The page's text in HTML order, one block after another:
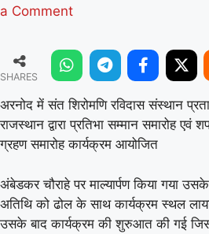
a Commenton
संत
शिरोमणि
रविदास
संस्थान
राजस्थान
द्वारा
SHARES
अरनोद में संत शिरोमणि रविदास संस्थान
राजस्थान द्वारा प्रतिभा सम्मान समारोह एवं
ग्रहण समारोह कार्यक्रम आयोजित
अंबेडकर चौराहे पर माल्यार्पण किया गया
अतिथि को ढोल के साथ कार्यक्रम स्थल
उसके बाद कार्यक्रम की शुरुआत की गई